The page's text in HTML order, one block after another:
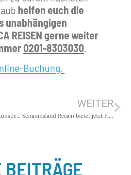
helfen euch die
unabhängigen
REISEN gerne weiter
0201-8303030
Buchung.
Interview: Der Fotograf & Künstler Jose Assima auf Fuerteventura
WEITER
Schauinsland Reisen bietet jetzt Flex-Tarif